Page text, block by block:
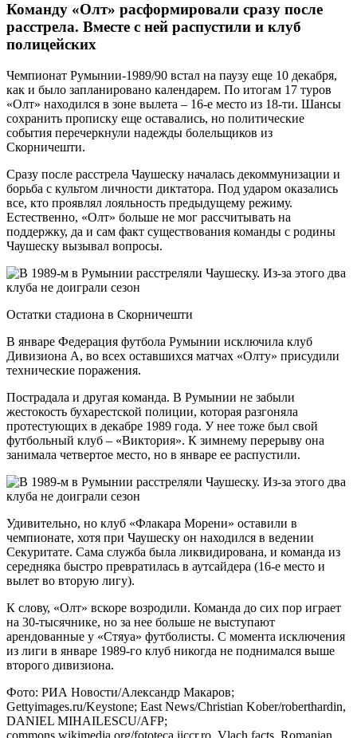
Команду «Олт» расформировали сразу после
расстрела. Вместе с ней распустили и клуб
полицейских
Чемпионат Румынии-1989/90 встал на паузу еще 10 декабря,
как и было запланировано календарем. По итогам 17 туров
«Олт» находился в зоне вылета – 16-е место из 18-ти. Шансы
сохранить прописку еще оставались, но политические
события перечеркнули надежды болельщиков из
Скорничешти.
Сразу после расстрела Чаушеску началась декоммунизации и
борьба с культом личности диктатора. Под ударом оказались
все, кто проявлял лояльность предыдущему режиму.
Естественно, «Олт» больше не мог рассчитывать на
поддержку, да и сам факт существования команды с родины
Чаушеску вызывал вопросы.
Остатки стадиона в Скорничешти
В январе Федерация футбола Румынии исключила клуб
Дивизиона А, во всех оставшихся матчах «Олту» присудили
технические поражения.
Пострадала и другая команда. В Румынии не забыли
жестокость бухарестской полиции, которая разгоняла
протестующих в декабре 1989 года. У нее тоже был свой
футбольный клуб – «Виктория». К зимнему перерыву она
занимала четвертое место, но в январе ее распустили.
Удивительно, но клуб «Флакара Морени» оставили в
чемпионате, хотя при Чаушеску он находился в ведении
Секуритате. Сама служба была ликвидирована, и команда из
середняка быстро превратилась в аутсайдера (16-е место и
вылет во вторую лигу).
К слову, «Олт» вскоре возродили. Команда до сих пор играет
на 30-тысячнике, но за нее больше не выступают
арендованные у «Стяуа» футболисты. С момента исключения
из лиги в январе 1989-го клуб никогда не поднимался выше
второго дивизиона.
Фото: РИА Новости/Александр Макаров;
Gettyimages.ru/Keystone; East News/Christian Kober/roberthardin,
DANIEL MIHAILESCU/AFP;
commons.wikimedia.org/fototeca.iiccr.ro, Vlach facts, Romanian